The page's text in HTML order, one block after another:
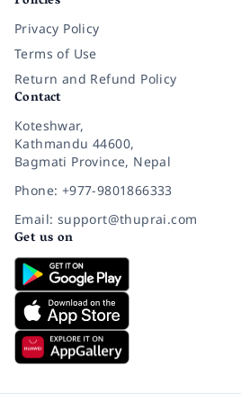
Privacy Policy
Terms of Use
Return and Refund Policy
Contact
Koteshwar,
Kathmandu 44600,
Bagmati Province, Nepal
Phone: +977-9801866333
Email: support@thuprai.com
Get us on